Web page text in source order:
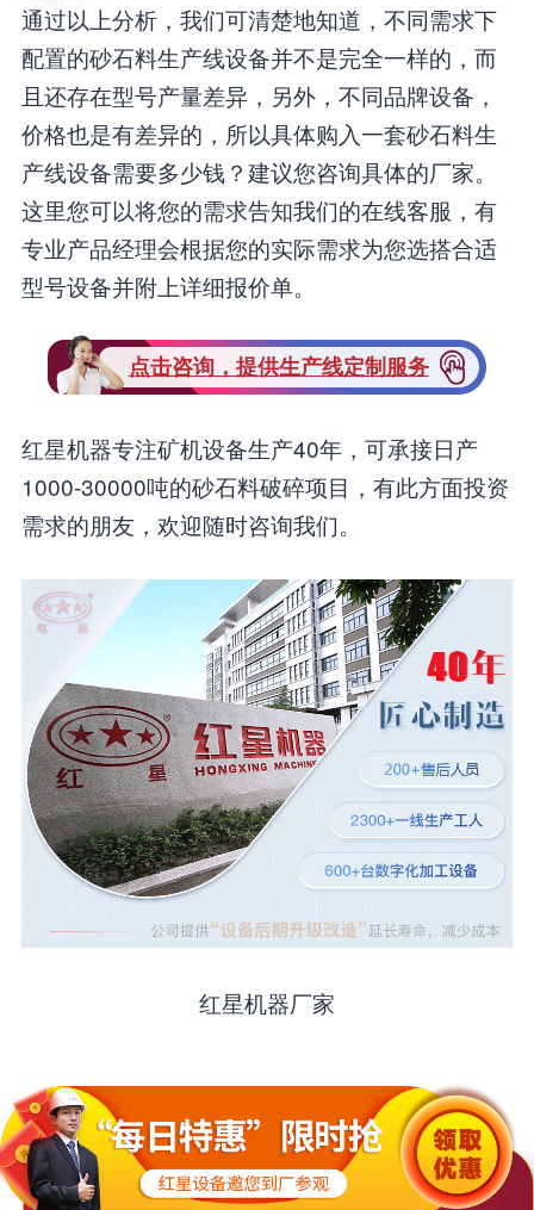
通过以上分析，我们可清楚地知道，不同需求下
配置的砂石料生产线设备并不是完全一样的，而
且还存在型号产量差异，另外，不同品牌设备，
价格也是有差异的，所以具体购入一套砂石料生
产线设备需要多少钱？建议您咨询具体的厂家。
这里您可以将您的需求告知我们的在线客服，有
专业产品经理会根据您的实际需求为您选搭合适
型号设备并附上详细报价单。
点击咨询，提供生产线定制服务
红星机器专注矿机设备生产40年，可承接日产
1000-30000吨的砂石料破碎项目，有此方面投资
需求的朋友，欢迎随时咨询我们。
红星机器厂家